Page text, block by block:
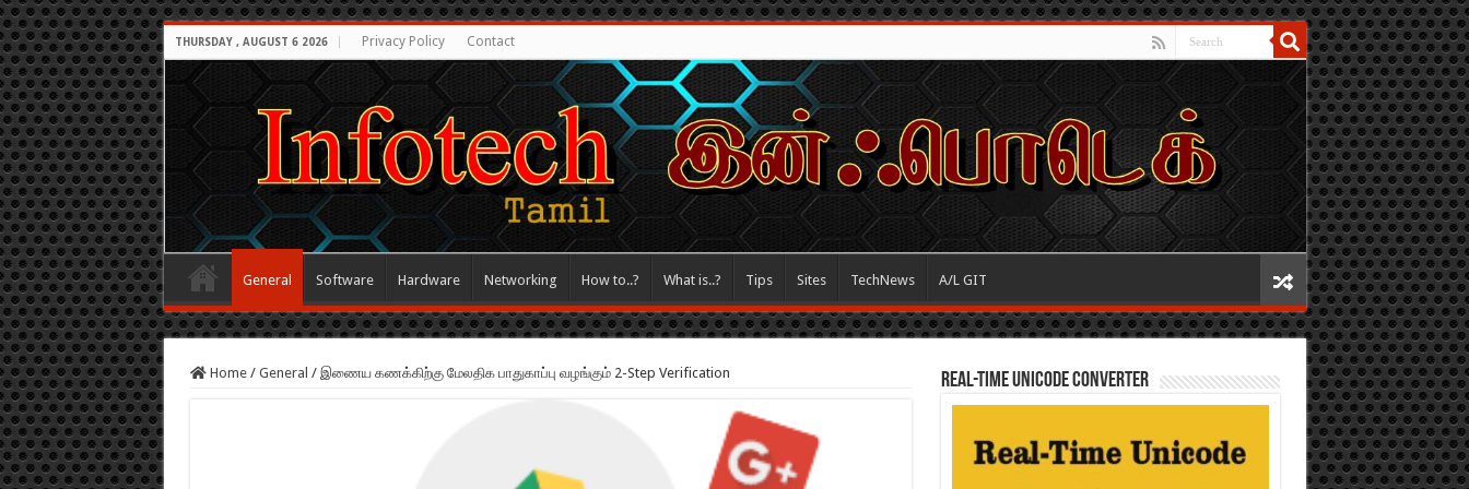
THURSDAY , AUGUST 6 2026 Privacy Policy Contact
General Software Hardware Networking How to..? What is..? Tips Sites TechNews A/L GIT
Home / General / இணைய கணக்கிற்கு மேலதிக பாதுகாப்பு வழங்கும் 2-Step Verification REAL-TIME UNICODE CONVERTER